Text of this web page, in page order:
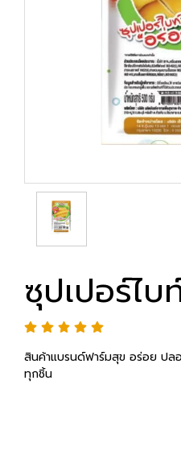
ซุปเปอร์ไ
สินค้าแบรนด์ฟาร์มสุข อร่อย ปล
ทุกชิ้น